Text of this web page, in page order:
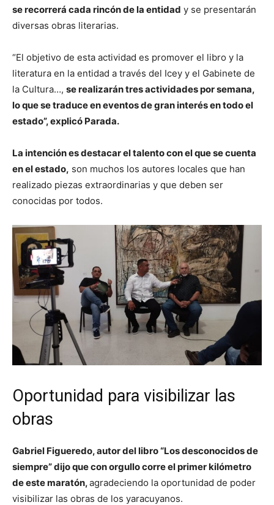
se recorrerá cada rincón de la entidad y se presentarán
diversas obras literarias.
“El objetivo de esta actividad es promover el libro y la
literatura en la entidad a través del Icey y el Gabinete de
la Cultura…, se realizarán tres actividades por semana,
lo que se traduce en eventos de gran interés en todo el
estado”, explicó Parada.
La intención es destacar el talento con el que se cuenta
en el estado, son muchos los autores locales que han
realizado piezas extraordinarias y que deben ser
conocidas por todos.
Oportunidad para visibilizar las
obras
Gabriel Figueredo, autor del libro “Los desconocidos de
siempre” dijo que con orgullo corre el primer kilómetro
de este maratón,agradeciendo la oportunidad de poder
visibilizar las obras de los yaracuyanos.